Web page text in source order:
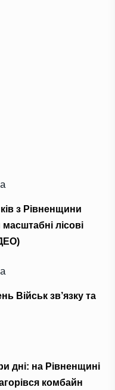
з Рівненщини
лісові
Військ зв’язку та
дні: на Рівненщині
комбайн